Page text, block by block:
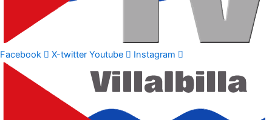
Facebook X-twitter Youtube Instagram